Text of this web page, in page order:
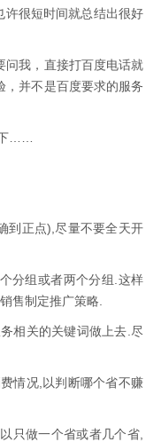
许很短时间就总结出很好
问我，直接打百度电话就
，并不是百度要求的服务
……
到正点),尽量不要全天开
分组或者两个分组.这样
售制定推广策略.
相关的关键词做上去.尽
情况,以判断哪个省不赚
只做一个省或者几个省,